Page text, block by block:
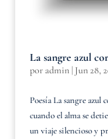
La sangre azul
poradmin| Jun 28,
Poesía La sangre azul
cuando el alma se
un viaje silencioso y